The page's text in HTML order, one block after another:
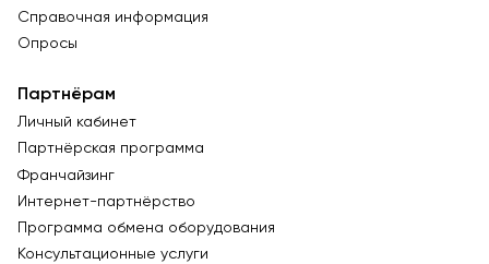
Справочная информация
Опросы
Партнёрам
Личный кабинет
Партнёрская программа
Франчайзинг
Интернет-партнёрство
Программа обмена оборудования
Консультационные услуги